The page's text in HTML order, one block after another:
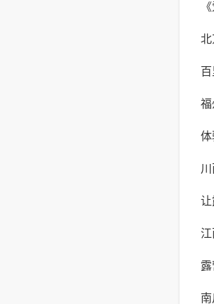
自
北
验
福
体
露
险
让
最